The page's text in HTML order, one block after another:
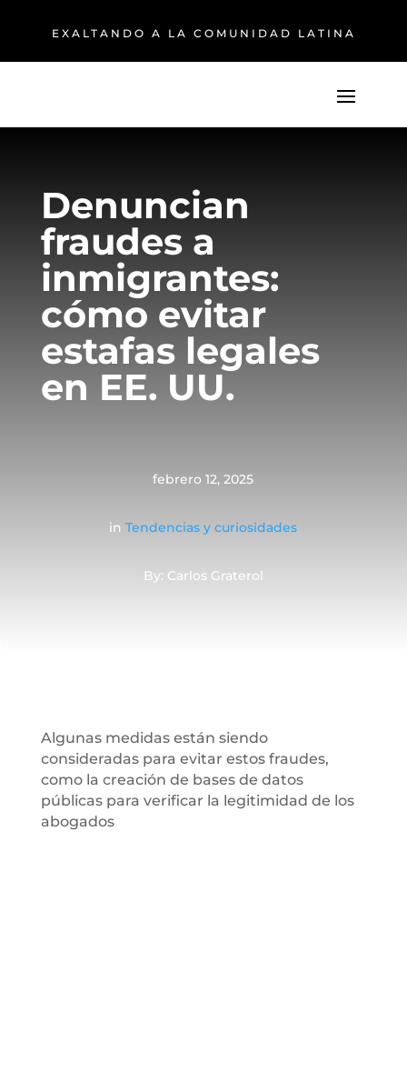
EXALTANDO A LA COMUNIDAD LATINA
Denuncian
fraudes a
inmigrantes:
cómo evitar
estafas legales
en EE. UU.
febrero 12, 2025
inTendencias y curiosidades
By: Carlos Graterol
Algunas medidas están siendo
consideradas para evitar estos fraudes,
como la creación de bases de datos
públicas para verificar la legitimidad de los
abogados